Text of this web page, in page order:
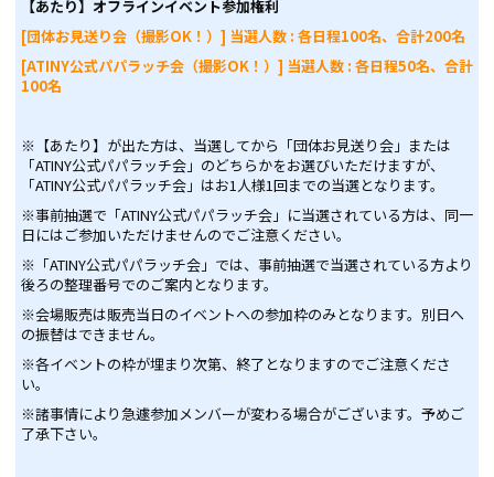
【あたり】オフラインイベント参加権利
[団体お見送り会（撮影OK！）] 当選人数 : 各日程100名、合計200名
[ATINY公式パパラッチ会（撮影OK！）] 当選人数 : 各日程50名、合計
100名
※【あたり】が出た方は、当選してから「団体お見送り会」または
「ATINY公式パパラッチ会」のどちらかをお選びいただけますが、
「ATINY公式パパラッチ会」はお1人様1回までの当選となります。
※事前抽選で「ATINY公式パパラッチ会」に当選されている方は、同一
日にはご参加いただけませんのでご注意ください。
※「ATINY公式パパラッチ会」では、事前抽選で当選されている方より
後ろの整理番号でのご案内となります。
※会場販売は販売当日のイベントへの参加枠のみとなります。別日へ
の振替はできません。
※各イベントの枠が埋まり次第、終了となりますのでご注意くださ
い。
※諸事情により急遽参加メンバーが変わる場合がございます。予めご
了承下さい。